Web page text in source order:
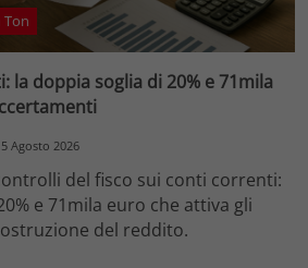
Ton
la doppia soglia di 20% e 71mila
5 Agosto 2026
del fisco sui conti correnti:
e 71mila euro che attiva gli
del reddito.